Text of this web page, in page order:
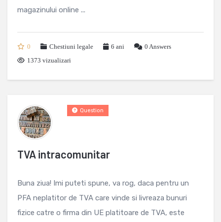
magazinului online ...
0 Chestiuni legale 6 ani 0 Answers
1373 vizualizari
TVA intracomunitar
Question
Buna ziua! Imi puteti spune, va rog, daca pentru un
PFA neplatitor de TVA care vinde si livreaza bunuri
fizice catre o firma din UE platitoare de TVA, este